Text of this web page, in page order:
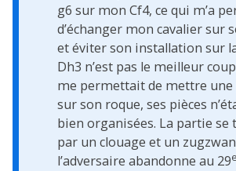
g6 sur mon Cf4, ce qui m’a
d’échanger mon cavalier sur
et éviter son installation sur la
Dh3 n’est pas le meilleur
me permettait de mettre une
sur son roque, ses pièces
bien organisées. La partie se
par un clouage et un
l’adversaire abandonne au 29e